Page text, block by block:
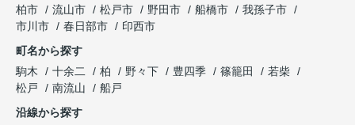
ら、どうぞお気軽にご相談ください。
アパートマンション館は365日毎日キャンペーン
開催中！ お問い合わせは 04(7167)1222までどう
ぞ♪
柏市
流山市 松戸市 野田市 船橋市
我孫子市
市川市
春日部市
印西市
町名から探す
駒木
十余二 柏 野々下 豊四季 篠籠田
若柴
松戸
南流山
船戸
沿線から探す